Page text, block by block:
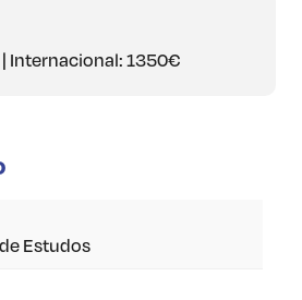
Internacional: 1350€
Estudos